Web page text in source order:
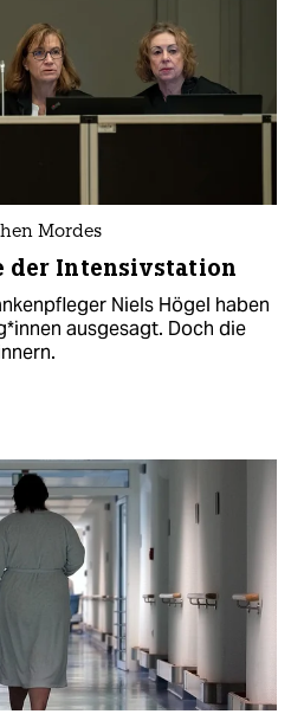
Mordes
der Intensivstation
Niels Högel haben
ausgesagt. Doch die